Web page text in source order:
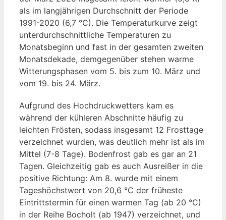
als im langjährigen Durchschnitt der Periode
1991-2020 (6,7 °C). Die Temperaturkurve zeigt
unterdurchschnittliche Temperaturen zu
Monatsbeginn und fast in der gesamten zweiten
Monatsdekade, demgegenüber stehen warme
Witterungsphasen vom 5. bis zum 10. März und
vom 19. bis 24. März.
Aufgrund des Hochdruckwetters kam es
während der kühleren Abschnitte häufig zu
leichten Frösten, sodass insgesamt 12 Frosttage
verzeichnet wurden, was deutlich mehr ist als im
Mittel (7-8 Tage). Bodenfrost gab es gar an 21
Tagen. Gleichzeitig gab es auch Ausreißer in die
positive Richtung: Am 8. wurde mit einem
Tageshöchstwert von 20,6 °C der früheste
Eintrittstermin für einen warmen Tag (ab 20 °C)
in der Reihe Bocholt (ab 1947) verzeichnet, und